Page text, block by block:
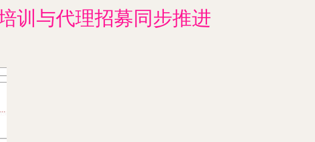
训与代理招募同步推进